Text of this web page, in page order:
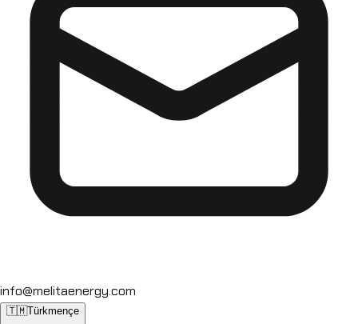
info@melitaenergy.com
🇹🇲Türkmençe